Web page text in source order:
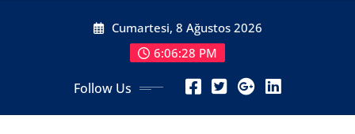
Cumartesi, 8 Ağustos 2026
6:06:29 PM
Follow Us